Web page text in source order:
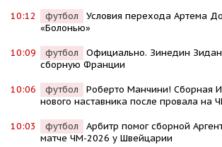
10:12 футбол
Условия перехода Артема
«Болонью»
10:09 футбол
Официально. Зинедин Зидан
сборную Франции
10:06 футбол
Роберто Манчини! Сборная
нового наставника после провала на
10:03 футбол
Арбитр помог сборной
матче ЧМ-2026 у Швейцарии